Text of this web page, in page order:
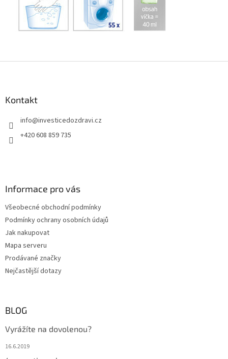
Kontakt
info@investicedozdravi.cz
+420 608 859 735
Informace pro vás
Všeobecné obchodní podmínky
Podmínky ochrany osobních údajů
Jak nakupovat
Mapa serveru
Prodávané značky
Nejčastější dotazy
BLOG
Vyrážíte na dovolenou?
16.6.2019